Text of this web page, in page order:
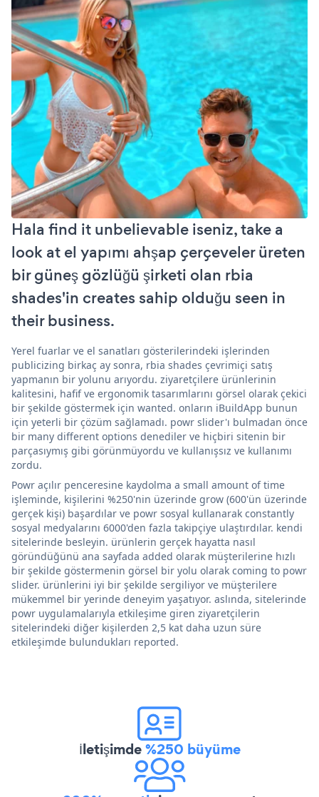
Hala find it unbelievable iseniz, take a
look at el yapımı ahşap çerçeveler üreten
bir güneş gözlüğü şirketi olan rbia
shades'in creates sahip olduğu seen in
their business.
Yerel fuarlar ve el sanatları gösterilerindeki işlerinden
publicizing birkaç ay sonra, rbia shades çevrimiçi satış
yapmanın bir yolunu arıyordu. ziyaretçilere ürünlerinin
kalitesini, hafif ve ergonomik tasarımlarını görsel olarak çekici
bir şekilde göstermek için wanted. onların iBuildApp bunun
için yeterli bir çözüm sağlamadı. powr slider'ı bulmadan önce
bir many different options denediler ve hiçbiri sitenin bir
parçasıymış gibi görünmüyordu ve kullanışsız ve kullanımı
zordu.
Powr açılır penceresine kaydolma a small amount of time
işleminde, kişilerini %250'nin üzerinde grow (600'ün üzerinde
gerçek kişi) başardılar ve powr sosyal kullanarak constantly
sosyal medyalarını 6000'den fazla takipçiye ulaştırdılar. kendi
sitelerinde besleyin. ürünlerin gerçek hayatta nasıl
göründüğünü ana sayfada added olarak müşterilerine hızlı
bir şekilde göstermenin görsel bir yolu olarak coming to powr
slider. ürünlerini iyi bir şekilde sergiliyor ve müşterilere
mükemmel bir yerinde deneyim yaşatıyor. aslında, sitelerinde
powr uygulamalarıyla etkileşime giren ziyaretçilerin
sitelerindeki diğer kişilerden 2,5 kat daha uzun süre
etkileşimde bulundukları reported.
İletişimde%250 büyüme